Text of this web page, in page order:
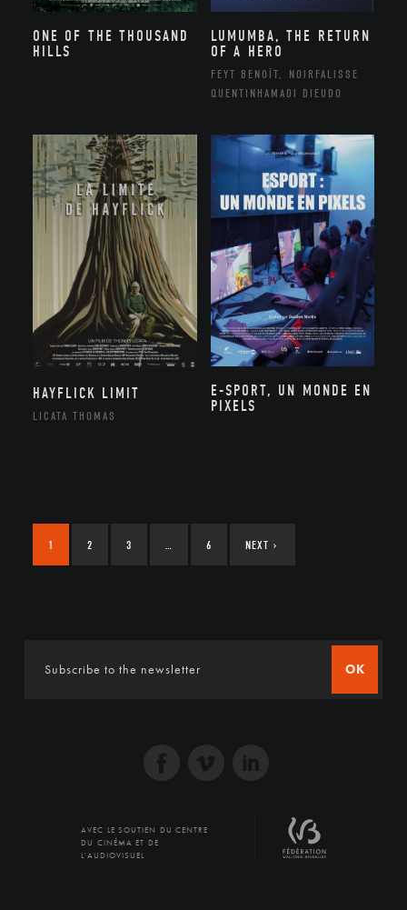
ONE OF THE THOUSAND
HILLS
LUMUMBA, THE RETURN
OF A HERO
FEYT BENOÎT, NOIRFALISSE
QUENTINHAMADI DIEUDO
HAYFLICK LIMIT
LICATA THOMAS
E-SPORT, UN MONDE EN
PIXELS
1 2 3 6 NEXT ›
OK
AVEC LE SOUTIEN DU CENTRE
DU CINÉMA ET DE
L'AUDIOVISUEL